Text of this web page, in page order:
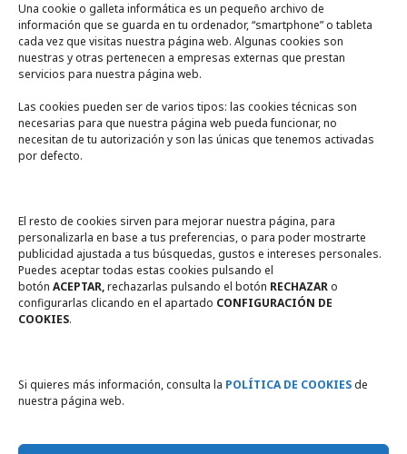
Una cookie o galleta informática es un pequeño archivo de
información que se guarda en tu ordenador, “smartphone” o tableta
cada vez que visitas nuestra página web. Algunas cookies son
nuestras y otras pertenecen a empresas externas que prestan
servicios para nuestra página web.
Las cookies pueden ser de varios tipos: las cookies técnicas son
necesarias para que nuestra página web pueda funcionar, no
necesitan de tu autorización y son las únicas que tenemos activadas
por defecto.
El resto de cookies sirven para mejorar nuestra página, para
personalizarla en base a tus preferencias, o para poder mostrarte
publicidad ajustada a tus búsquedas, gustos e intereses personales.
Puedes aceptar todas estas cookies pulsando el
botón ACEPTAR,rechazarlas pulsando el botón RECHAZARo
configurarlas clicando en el apartado CONFIGURACIÓN DE
COOKIES.
Si quieres más información, consulta la POLÍTICA DE COOKIESde
nuestra página web.
A un click
Tienda online Legal
Política de privacidad
Política de Cookies